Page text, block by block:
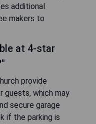
additional
makers to
at 4-star
provide
guests, which may
secure garage
if the parking is